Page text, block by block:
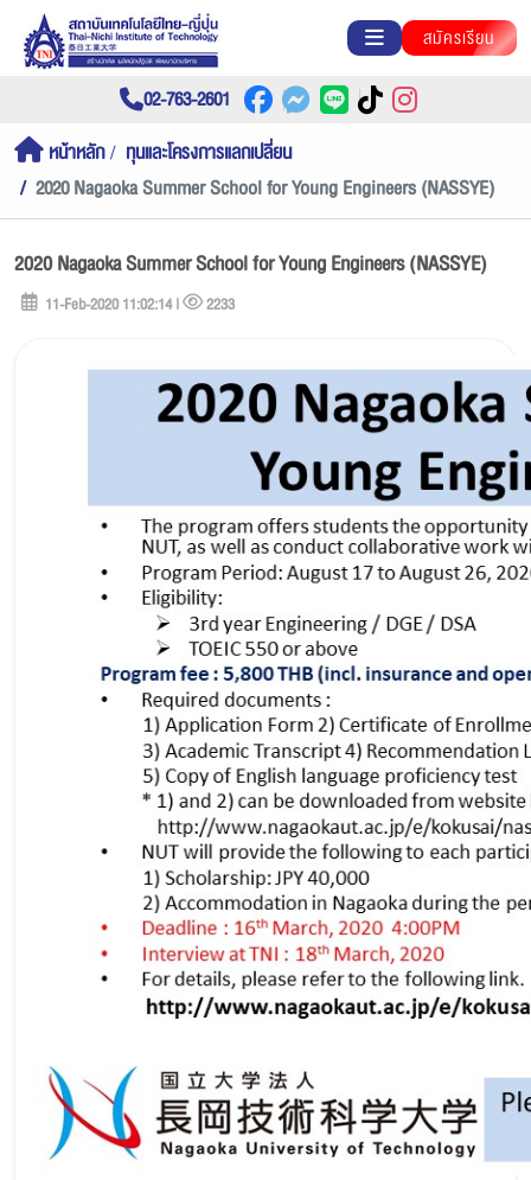
สมัครเรียน
02-763-2601
หน้าหลัก
ทุนและโครงการแลกเปลี่ยน
2020 Nagaoka Summer School for Young Engineers (NASSYE)
2020 Nagaoka Summer School for Young Engineers (NASSYE)
11-Feb-2020 11:02:14 | 2233